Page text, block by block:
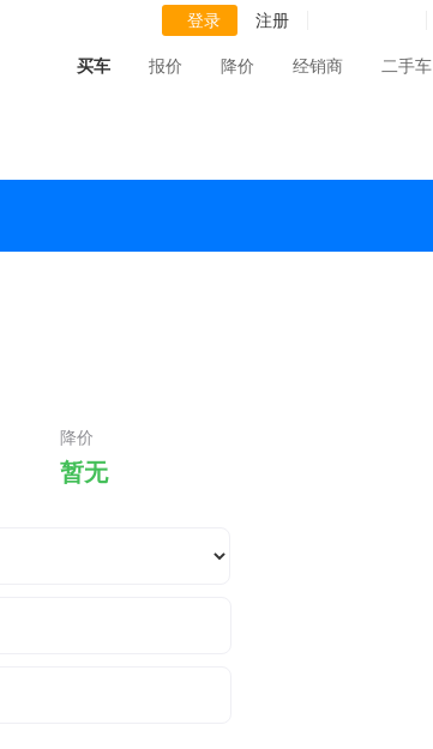
登录 注册
买车 报价 降价 经销商 二手车
降价
暂无